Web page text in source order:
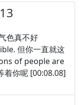
色真不好
但你一直就这
of people are
你呢 [00:08.08]